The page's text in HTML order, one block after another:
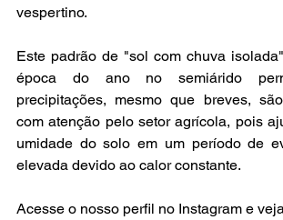
vespertino.
Este padrão de "sol com chuva
época do ano no semiárido
precipitações, mesmo que breves,
com atenção pelo setor agrícola, pois
umidade do solo em um período de
elevada devido ao calor constante.
Acesse o nosso perfil no Instagram e